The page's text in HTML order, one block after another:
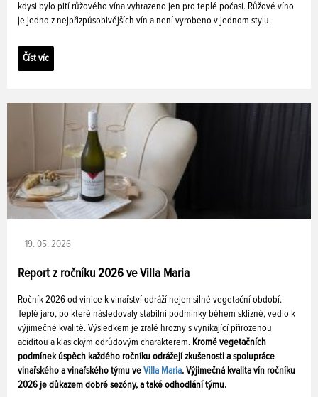
kdysi bylo pití růžového vína vyhrazeno jen pro teplé počasí. Růžové víno
je jedno z nejpřizpůsobivějších vín a není vyrobeno v jednom stylu.
Číst víc
19. 05. 2026
Report z ročníku 2026 ve Villa Maria
Ročník 2026 od vinice k vinařství odráží nejen silné vegetační období.
Teplé jaro, po které následovaly stabilní podmínky během sklizně, vedlo k
výjimečné kvalitě. Výsledkem je zralé hrozny s vynikající přirozenou
aciditou a klasickým odrůdovým charakterem. Kromě vegetačních
podmínek úspěch každého ročníku odrážejí zkušenosti a spolupráce
vinařského a vinařského týmu ve Villa Maria. Výjimečná kvalita vín ročníku
2026 je důkazem dobré sezóny, a také odhodlání týmu.